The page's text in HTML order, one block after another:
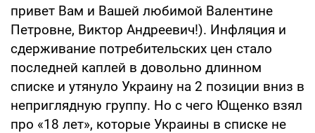
привет Вам и Вашей любимой Валентине
Петровне, Виктор Андреевич!). Инфляция и
сдерживание потребительских цен стало
последней каплей в довольно длинном
списке и утянуло Украину на 2 позиции вниз в
неприглядную группу. Но с чего Ющенко взял
про «18 лет», которые Украины в списке не